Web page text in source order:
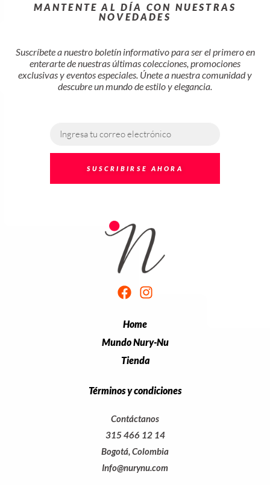
MANTENTE AL DÍA CON NUESTRAS
NOVEDADES
Suscríbete a nuestro boletín informativo para ser el primero en
enterarte de nuestras últimas colecciones, promociones
exclusivas y eventos especiales. Únete a nuestra comunidad y
descubre un mundo de estilo y elegancia.
SUSCRIBIRSE AHORA
Home
Mundo Nury-Nu
Tienda
Términos y condiciones
Contáctanos
315 466 12 14
Bogotá, Colombia
Info@nurynu.com